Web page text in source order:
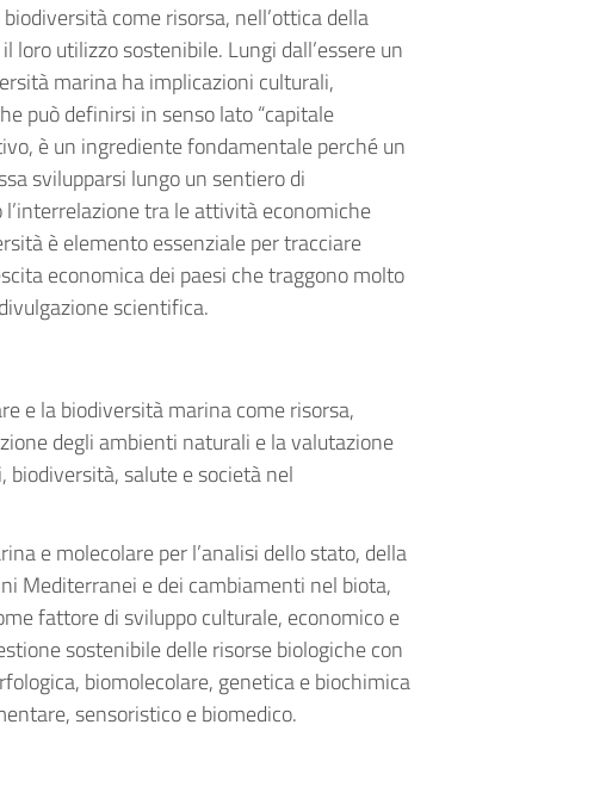
come risorsa, nell’ottica della
utilizzo sostenibile. Lungi dall’essere un
marina ha implicazioni culturali,
può definirsi in senso lato “capitale
è un ingrediente fondamentale perché un
svilupparsi lungo un sentiero di
tra le attività economiche
è elemento essenziale per tracciare
economica dei paesi che traggono molto
scientifica.
e la biodiversità marina come risorsa,
degli ambienti naturali e la valutazione
salute e società nel
e molecolare per l’analisi dello stato, della
Mediterranei e dei cambiamenti nel biota,
fattore di sviluppo culturale, economico e
sostenibile delle risorse biologiche con
biomolecolare, genetica e biochimica
sensoristico e biomedico.